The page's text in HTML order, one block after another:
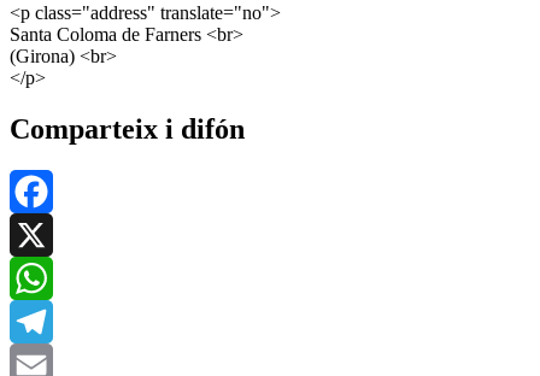
<p class="address" translate="no">
Santa Coloma de Farners <br>
(Girona) <br>
</p>
Comparteix i difón
Facebook
X
WhatsApp
Telegram